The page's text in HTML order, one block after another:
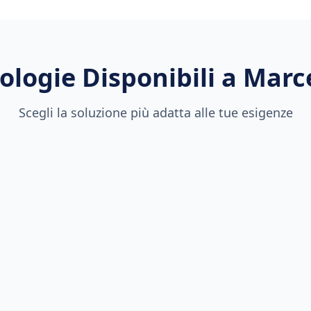
Disponibili a
Scegli la soluzione più adatta alle tue esigenze